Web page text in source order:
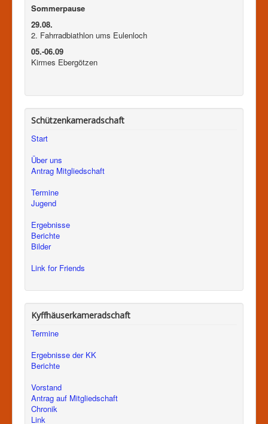
Sommerpause
29.08.
2. Fahrradbiathlon ums Eulenloch
05.-06.09
Kirmes Ebergötzen
Schützenkameradschaft
Start
Über uns
Antrag Mitgliedschaft
Termine
Jugend
Ergebnisse
Berichte
Bilder
Link for Friends
Kyffhäuserkameradschaft
Termine
Ergebnisse der KK
Berichte
Vorstand
Antrag auf Mitgliedschaft
Chronik
Link